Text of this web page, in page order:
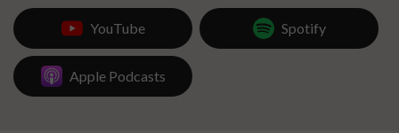
YouTube Spotify
Apple Podcasts